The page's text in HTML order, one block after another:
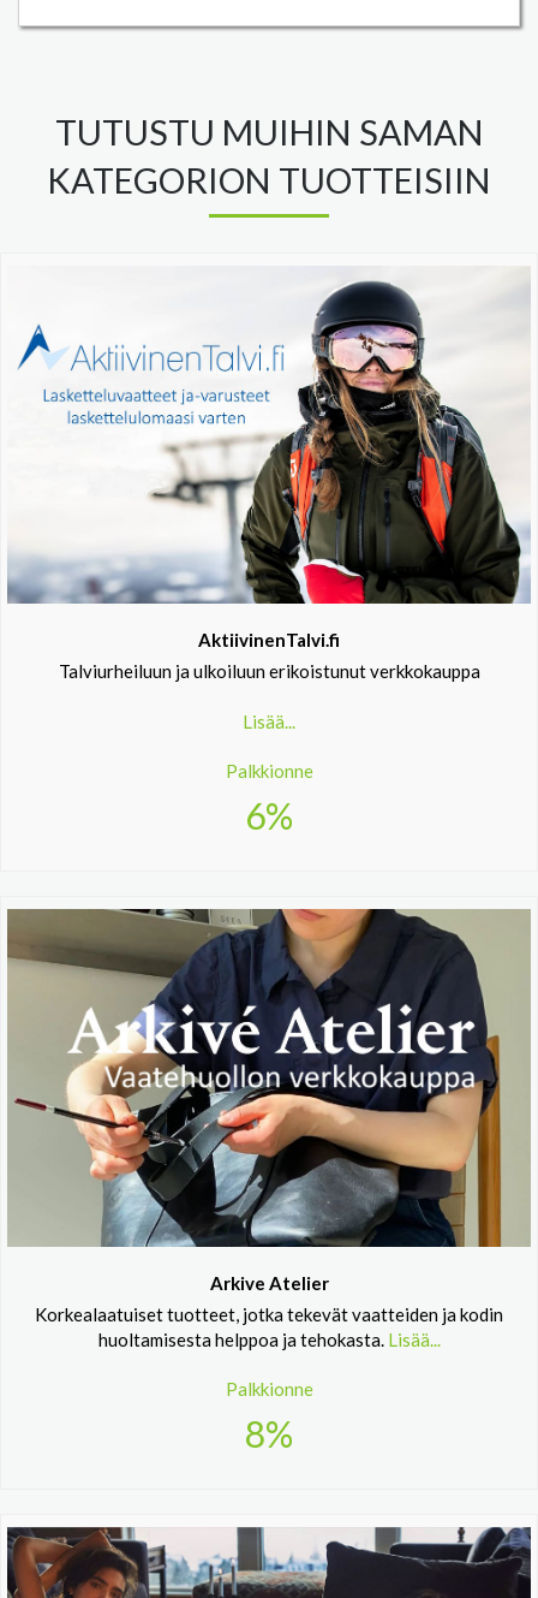
TUTUSTU MUIHIN SAMAN
KATEGORION TUOTTEISIIN
AktiivinenTalvi.fi
Talviurheiluun ja ulkoiluun erikoistunut verkkokauppa
Lisää...
Palkkionne
6%
Arkive Atelier
Korkealaatuiset tuotteet, jotka tekevät vaatteiden ja kodin
huoltamisesta helppoa ja tehokasta. Lisää...
Palkkionne
8%